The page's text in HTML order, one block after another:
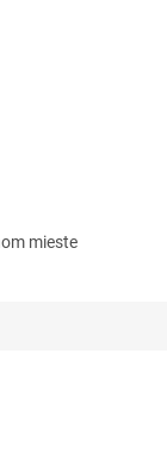
mieste